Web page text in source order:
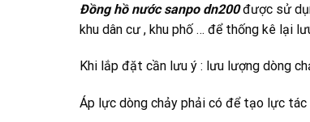
Đồng hồ nước sanpo dn200được sử
khu dân cư , khu phố … để thống kê lại
Khi lắp đặt cần lưu ý : lưu lượng dòng
Áp lực dòng chảy phải có để tạo lực tác